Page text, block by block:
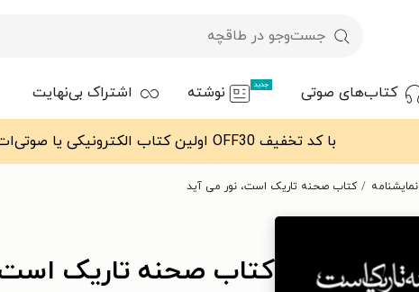
کتاب‌های صوتی جدید نوشته اشتراک بی‌نهایت
با کد تخفیف OFF30 اولین کتاب الکترونیکی یا صوتی‌ات را با ۳۰٪ تخفیف از طاقچه دریافت کن.
نمایشنامه کتاب صحنه تاریک است، نور می آید
کتاب صحنه تاریک